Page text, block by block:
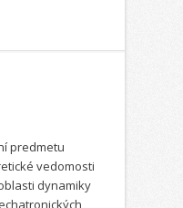
predmetu
vedomosti
dynamiky